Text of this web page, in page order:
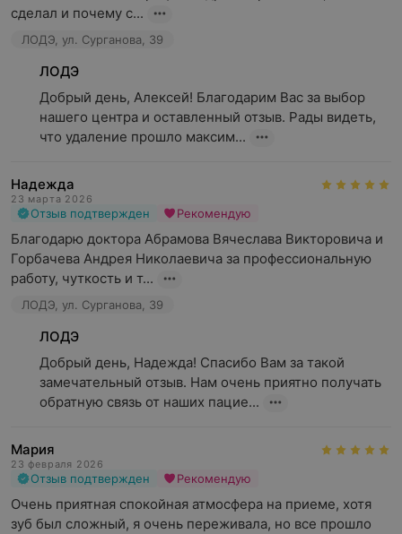
сделал и почему с...
ЛОДЭ, ул. Сурганова, 39
ЛОДЭ
Добрый день, Алексей! Благодарим Вас за выбор
нашего центра и оставленный отзыв. Рады видеть,
что удаление прошло максим...
Надежда
23 марта 2026
Отзыв подтвержден Рекомендую
Благодарю доктора Абрамова Вячеслава Викторовича и
Горбачева Андрея Николаевича за профессиональную
работу, чуткость и т...
ЛОДЭ, ул. Сурганова, 39
ЛОДЭ
Добрый день, Надежда! Спасибо Вам за такой
замечательный отзыв. Нам очень приятно получать
обратную связь от наших пацие...
Мария
23 февраля 2026
Отзыв подтвержден Рекомендую
Очень приятная спокойная атмосфера на приеме, хотя
зуб был сложный, я очень переживала, но все прошло